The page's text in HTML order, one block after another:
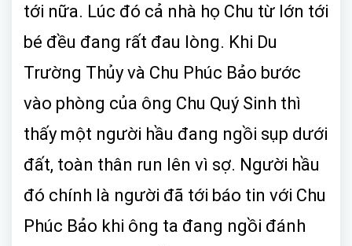
tới nữa. Lúc đó cả nhà họ Chu từ lớn tới
bé đều đang rất đau lòng. Khi Du
Trường Thủy và Chu Phúc Bảo bước
vào phòng của ông Chu Quý Sinh thì
thấy một người hầu đang ngồi sụp dưới
đất, toàn thân run lên vì sợ. Người hầu
đó chính là người đã tới báo tin với Chu
Phúc Bảo khi ông ta đang ngồi đánh